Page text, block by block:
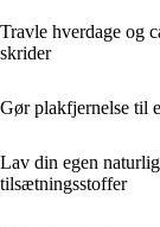
Travle hverdage og
skrider
Gør plakfjernelse til
Lav din egen
tilsætningsstoffer